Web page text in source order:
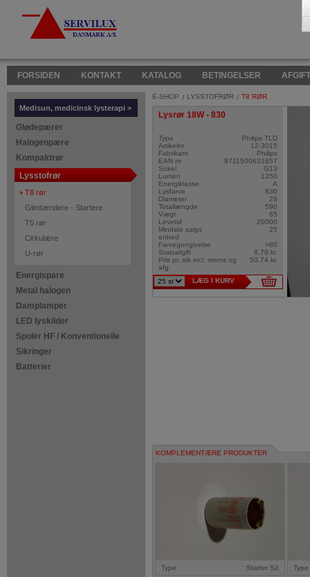
FORSIDEN KONTAKT KATALOG BETINGELSER
Medisun, medicinsk lysterapi >
Glødepærer
Halogenpære
Kompaktrør
Lysstofrør
T8 rør
Glimtændere - Startere
T5 rør
Cirkulære
U-rør
Energispare
Metal halogen
Damplamper
LED lyskilder
Spoler HF / Konventionelle
Sikringer
Batterier
E-SHOP LYSSTOFRØR T8 RØR
Lysrør 18W - 830
Type
Philips TLD
Artikelnr
12-3015
Fabrikant
Philips
EAN nr
8711500631657
Sokel
G13
Lumen
1350
Energiklasse
A
Lysfarve
830
Diameter
26
Totallængde
590
Vægt
65
Levetid
20000
Mindste salgs
enhed
25
Farvegengivelse
>80
Statsafgift
8,79 kr.
Pris pr. stk incl. moms og
afg.
50,74 kr.
LÆG I KURV
KOMPLEMENTÆRE PRODUKTER
Type Starter S2 Type